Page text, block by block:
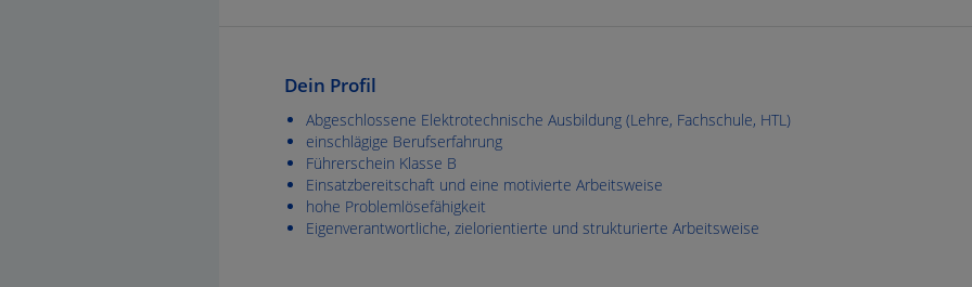
Dein Profil
Abgeschlossene Elektrotechnische Ausbildung (Lehre, Fachschule, HTL)
einschlägige Berufserfahrung
Führerschein Klasse B
Einsatzbereitschaft und eine motivierte Arbeitsweise
hohe Problemlösefähigkeit
Eigenverantwortliche, zielorientierte und strukturierte Arbeitsweise